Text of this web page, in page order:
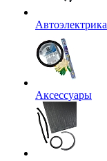
Автоэлектрика
Аксессуары